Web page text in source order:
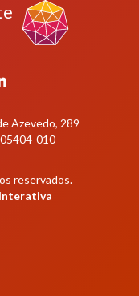
LinkedIn
Azevedo, 289
010
reservados.